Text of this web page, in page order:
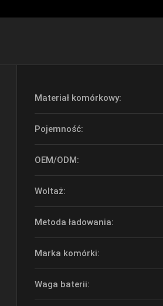
Materiał komórkowy:
Pojemność:
OEM/ODM:
Woltaż:
Metoda ładowania:
Marka komórki:
Waga baterii: